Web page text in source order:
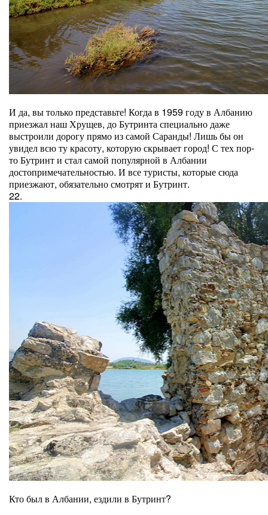
И да, вы только представьте! Когда в 1959 году в Албанию
приезжал наш Хрущев, до Бутринта специально даже
выстроили дорогу прямо из самой Саранды! Лишь бы он
увидел всю ту красоту, которую скрывает город! С тех пор-
то Бутринт и стал самой популярной в Албании
достопримечательностью. И все туристы, которые сюда
приезжают, обязательно смотрят и Бутринт.
22.
Кто был в Албании, ездили в Бутринт?